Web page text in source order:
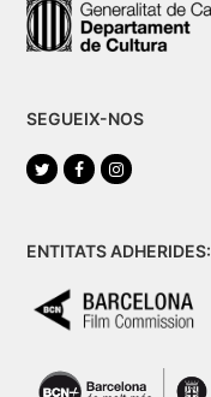
SEGUEIX-NOS
TwitterFacebookInstagram
ENTITATS ADHERIDES: